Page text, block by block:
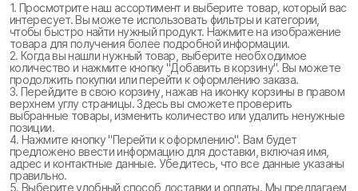
1. Просмотрите наш ассортимент и выберите товар, который вас
интересует. Вы можете использовать фильтры и категории,
чтобы быстро найти нужный продукт. Нажмите на изображение
товара для получения более подробной информации.
2. Когда вы нашли нужный товар, выберите необходимое
количество и нажмите кнопку "Добавить в корзину". Вы можете
продолжить покупки или перейти к оформлению заказа.
3. Перейдите в свою корзину, нажав на иконку корзины в правом
верхнем углу страницы. Здесь вы сможете проверить
выбранные товары, изменить количество или удалить ненужные
позиции.
4. Нажмите кнопку "Перейти к оформлению". Вам будет
предложено ввести информацию для доставки, включая имя,
адрес и контактные данные. Убедитесь, что все данные указаны
правильно.
5. Выберите удобный способ доставки и оплаты. Мы предлагаем